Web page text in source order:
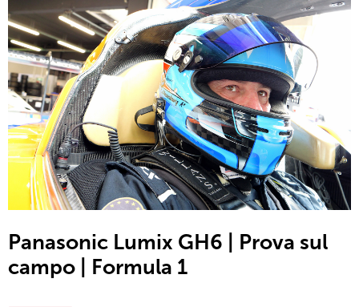
Panasonic Lumix GH6 | Prova sul
campo | Formula 1